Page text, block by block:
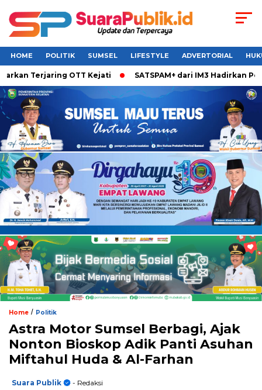
HOME POLITIK SUMSEL LIFESTYLE ADVERTORIAL
Terjaring OTT Kejati SATSPAM+ dari IM3 Hadirkan
Home / Politik
Astra Motor Sumsel Berbagi, Ajak
Nonton Bioskop Adik Panti Asuhan
Miftahul Huda & Al-Farhan
Suara Publik
- Redaksi